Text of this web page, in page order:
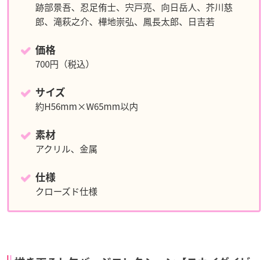
跡部景吾、忍足侑士、宍戸亮、向日岳人、芥川慈
郎、滝萩之介、樺地崇弘、鳳長太郎、日吉若
価格
700円（税込）
サイズ
約H56mm×W65mm以内
素材
アクリル、金属
仕様
クローズド仕様